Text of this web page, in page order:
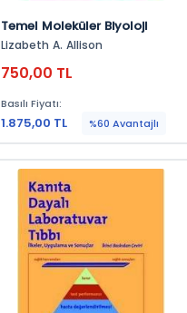
Temel Moleküler Biyoloji
Lizabeth A. Allison
750,00 TL
Basılı Fiyatı:
1.875,00 TL %60 Avantajlı